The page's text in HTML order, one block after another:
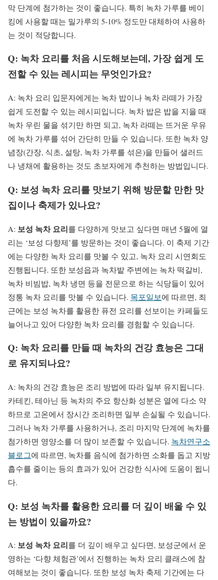
막 단계에 첨가하는 것이 좋습니다. 특히 녹차 가루를 베이
킹에 사용할 때는 밀가루의 5-10% 정도만 대체하여 사용하
는 것이 적당합니다.
Q: 녹차 요리를 처음 시도해보는데, 가장 쉽게 도
전할 수 있는 레시피는 무엇인가요?
A: 녹차 요리 입문자에게는 녹차 밥이나 녹차 라떼가 가장
쉽게 도전할 수 있는 레시피입니다. 녹차 밥은 밥을 지을 때
녹차 우린 물을 섞기만 하면 되고, 녹차 라떼는 뜨거운 우유
에 녹차 가루를 섞어 간단히 만들 수 있습니다. 또한 녹차 양
념장(간장, 식초, 설탕, 녹차 가루를 섞은)을 만들어 샐러드
나 냉채에 활용하는 것도 초보자에게 추천하는 방법입니다.
Q: 보성 녹차 요리를 맛보기 위해 방문할 만한 맛
집이나 축제가 있나요?
A: 보성 녹차 요리를 다양하게 맛보고 싶다면 매년 5월에 열
리는 ‘보성 다향제’를 방문하는 것이 좋습니다. 이 축제 기간
에는 다양한 녹차 요리를 맛볼 수 있고, 녹차 요리 시연회도
진행됩니다. 또한 보성읍과 녹차밭 주변에는 녹차 떡갈비,
녹차 비빔밥, 녹차 냉면 등을 전문으로 하는 식당들이 있어
정통 녹차 요리를 맛볼 수 있습니다. 목포일보에 따르면, 최
근에는 보성 녹차를 활용한 퓨전 요리를 선보이는 카페들도
늘어나고 있어 다양한 녹차 요리를 경험할 수 있습니다.
Q: 녹차 요리를 만들 때 녹차의 건강 효능은 그대
로 유지되나요?
A: 녹차의 건강 효능은 조리 방법에 따라 일부 유지됩니다.
카테킨, 테아닌 등 녹차의 주요 항산화 성분은 열에 다소 약
하므로 고온에서 장시간 조리하면 일부 손실될 수 있습니다.
그러나 녹차 가루를 사용하거나, 조리 마지막 단계에 녹차를
첨가하면 영양소를 더 많이 보존할 수 있습니다. 녹차연구소
블로그에 따르면, 녹차를 음식에 첨가하면 소화를 돕고 지방
흡수를 줄이는 등의 효과가 있어 건강한 식사에 도움이 됩니
다.
Q: 보성 녹차를 활용한 요리를 더 깊이 배울 수 있
는 방법이 있을까요?
A: 보성 녹차 요리를 더 깊이 배우고 싶다면, 보성군에서 운
영하는 ‘다향 체험관’에서 진행하는 녹차 요리 클래스에 참
여해보는 것이 좋습니다. 또한 보성 녹차 축제 기간에는 다